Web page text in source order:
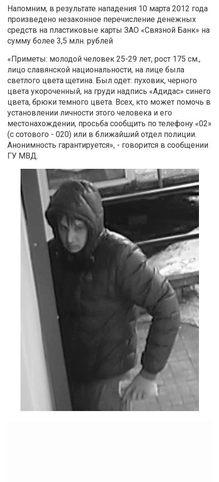
Напомним, в результате нападения 10 марта 2012 года
произведено незаконное перечисление денежных
средств на пластиковые карты ЗАО «Связной Банк» на
сумму более 3,5 млн. рублей
«Приметы: молодой человек 25-29 лет, рост 175 см.,
лицо славянской национальности, на лице была
светлого цвета щетина. Был одет: пуховик, черного
цвета укороченный, на груди надпись «Адидас» синего
цвета, брюки темного цвета. Всех, кто может помочь в
установлении личности этого человека и его
местонахождении, просьба сообщить по телефону «02»
(с сотового - 020) или в ближайший отдел полиции.
Анонимность гарантируется», - говорится в сообщении
ГУ МВД.